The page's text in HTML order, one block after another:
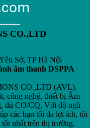
CO.,LTD
Sở, TP Hà Nội
âm thanh DSPPA
CO.,LTD (AVL).
công nghệ, thiết bị Âm
đủ CO/CQ, Với độ ngũ
các bạn tối đa lợi ích, tội
nhất trên thị trường.